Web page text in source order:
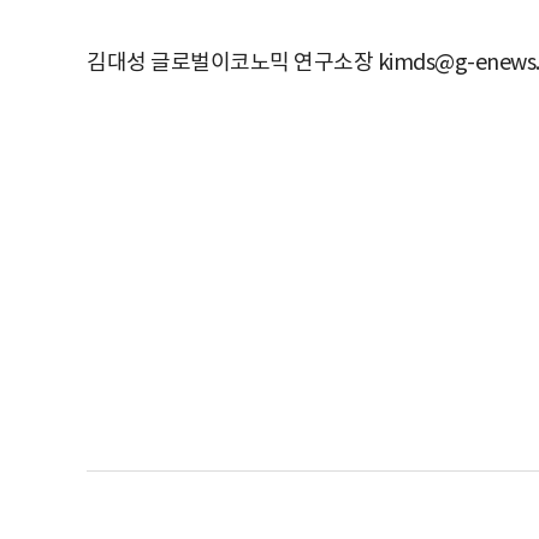
김대성 글로벌이코노믹 연구소장 kimds@g-